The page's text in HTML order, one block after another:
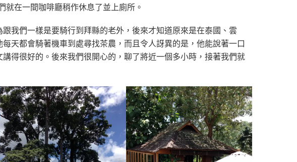
在一間咖啡廳稍作休息了並上廁所。
我們一樣是要騎行到拜縣的老外，後來才知道原來是在泰國、雲
天都會騎著機車到處尋找茶農，而且令人訝異的是，他能說著一口
得很好的。後來我們很開心的，聊了將近一個多小時，接著我們就